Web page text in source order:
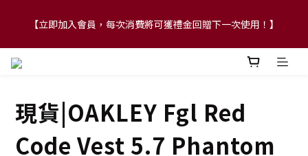
【FLASH SALE 兩件指定現貨產品即享88折】
【立即加入會員，每次消費將可獲禮金回贈下一次使用！】
【FLASH SALE 兩件指定現貨產品即享88折】
現貨|OAKLEY Fgl Red
Code Vest 5.7 Phantom